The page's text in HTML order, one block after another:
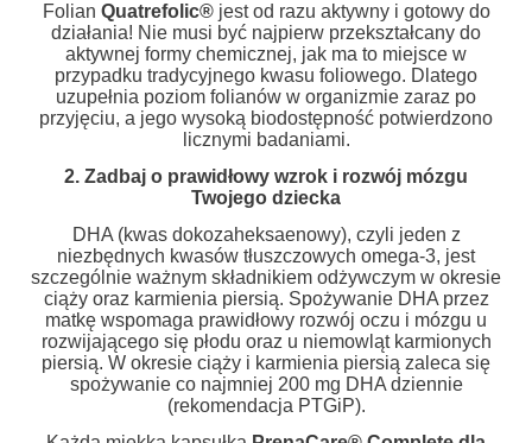
Folian Quatrefolic®jest od razu aktywny i gotowy do
działania! Nie musi być najpierw przekształcany do
aktywnej formy chemicznej, jak ma to miejsce w
przypadku tradycyjnego kwasu foliowego. Dlatego
uzupełnia poziom folianów w organizmie zaraz po
przyjęciu, a jego wysoką biodostępność potwierdzono
licznymi badaniami.
2. Zadbaj o prawidłowy wzrok i rozwój mózgu
Twojego dziecka
DHA (kwas dokozaheksaenowy), czyli jeden z
niezbędnych kwasów tłuszczowych omega-3, jest
szczególnie ważnym składnikiem odżywczym w okresie
ciąży oraz karmienia piersią. Spożywanie DHA przez
matkę wspomaga prawidłowy rozwój oczu i mózgu u
rozwijającego się płodu oraz u niemowląt karmionych
piersią. W okresie ciąży i karmienia piersią zaleca się
spożywanie co najmniej 200 mg DHA dziennie
(rekomendacja PTGiP).